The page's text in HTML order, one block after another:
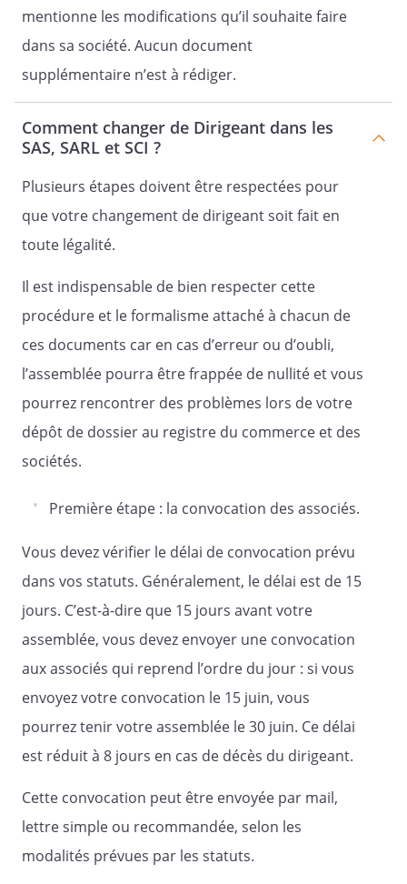
- la constatation de fin de mandat et de
nomination de dirigeants ;
- pouvoir pour les formalités.
- le texte des résolutions proposées ;
Nous vous prions d'agréer l'expression
au capital de
mentionne les modifications qu’il souhaite faire
dans sa société. Aucun document
supplémentaire n’est à rédiger.
Comment changer de Dirigeant dans les
SAS, SARL et SCI ?
Plusieurs étapes doivent être respectées pour
que votre changement de dirigeant soit fait en
toute légalité.
Il est indispensable de bien respecter cette
procédure et le formalisme attaché à chacun de
ces documents car en cas d’erreur ou d’oubli,
l’assemblée pourra être frappée de nullité et vous
pourrez rencontrer des problèmes lors de votre
dépôt de dossier au registre du commerce et des
sociétés.
Première étape : la convocation des associés.
Vous devez vérifier le délai de convocation prévu
dans vos statuts. Généralement, le délai est de 15
jours. C’est-à-dire que 15 jours avant votre
assemblée, vous devez envoyer une convocation
aux associés qui reprend l’ordre du jour : si vous
envoyez votre convocation le 15 juin, vous
pourrez tenir votre assemblée le 30 juin. Ce délai
est réduit à 8 jours en cas de décès du dirigeant.
Cette convocation peut être envoyée par mail,
lettre simple ou recommandée, selon les
modalités prévues par les statuts.